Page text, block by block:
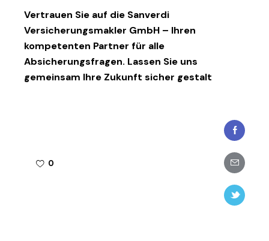
Vertrauen Sie auf die Sanverdi
Versicherungsmakler GmbH – Ihren
kompetenten Partner für alle
Absicherungsfragen. Lassen Sie uns
gemeinsam Ihre Zukunft sicher gestalt
0
Facebook
Share-
email
Twitter-